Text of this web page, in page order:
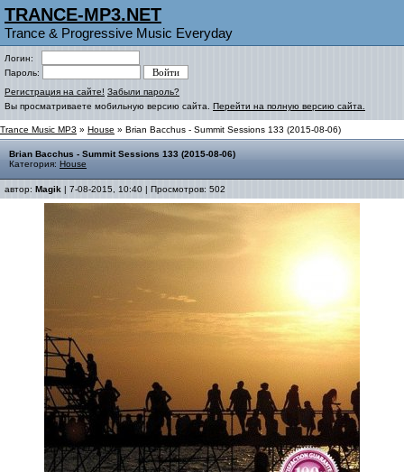
TRANCE-MP3.NET
Trance & Progressive Music Everyday
Логин:
Пароль:
Регистрация на сайте! Забыли пароль?
Вы просматриваете мобильную версию сайта. Перейти на полную версию сайта.
Trance Music MP3 » House » Brian Bacchus - Summit Sessions 133 (2015-08-06)
Brian Bacchus - Summit Sessions 133 (2015-08-06)
Категория: House
автор: Magik | 7-08-2015, 10:40 | Просмотров: 502